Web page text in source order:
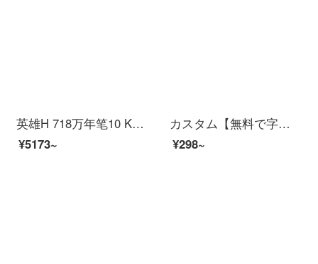
英雄H 718万年笔10 K金ペン回転キャップピストンインク吸入男性ビジネスプレゼントボックスの字が明るい0.5 mm
¥5173~
カスタム【無料で字を彫る】ビジネスの正姿万年贈り物金属署名ペン広告景品万年ペン予約logo学生教師の習字は万年ペンで0.5 mm【蛇口タイプ】黒
¥298~